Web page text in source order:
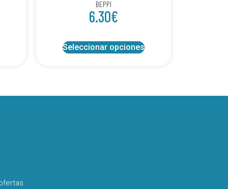
BEPPI
6.30€
Seleccionar opciones